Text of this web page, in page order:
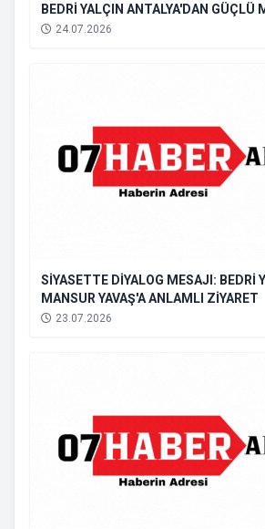
BEDRİ YALÇIN ANTALYA'DAN GÜÇLÜ
24.07.2026
SİYASETTE DİYALOG MESAJI: BEDRİ
MANSUR YAVAŞ'A ANLAMLI ZİYARET
23.07.2026